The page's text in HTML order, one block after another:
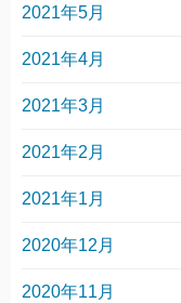
2021年5月
2021年4月
2021年3月
2021年2月
2021年1月
2020年12月
2020年11月